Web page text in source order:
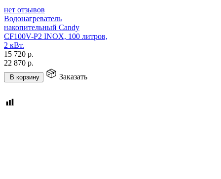
нет отзывов
Водонагреватель
накопительный Candy
CF100V-P2 INOX, 100 литров,
2 кВт.
15 720 р.
22 870 р.
В корзину Заказать